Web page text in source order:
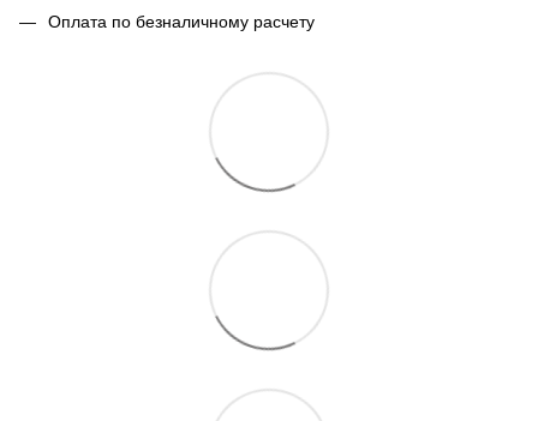
Оплата по безналичному расчету